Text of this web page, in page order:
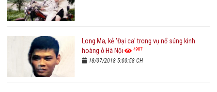
Long Ma, kẻ 'Đại ca' trong vụ nổ súng kinh
hoàng ở Hà Nội
4907
18/07/2018 5:00:58 CH